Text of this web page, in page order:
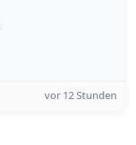
vor 12 Stunden